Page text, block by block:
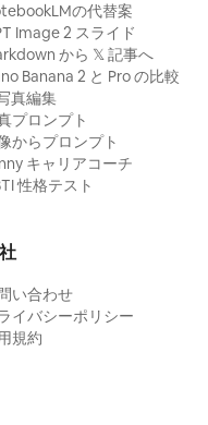
の代替案
Image 2 スライド
から 𝕏 記事へ
Banana 2 と Pro の比較
真編集
プロンプト
からプロンプト
キャリアコーチ
性格テスト
い合わせ
イバシーポリシー
規約